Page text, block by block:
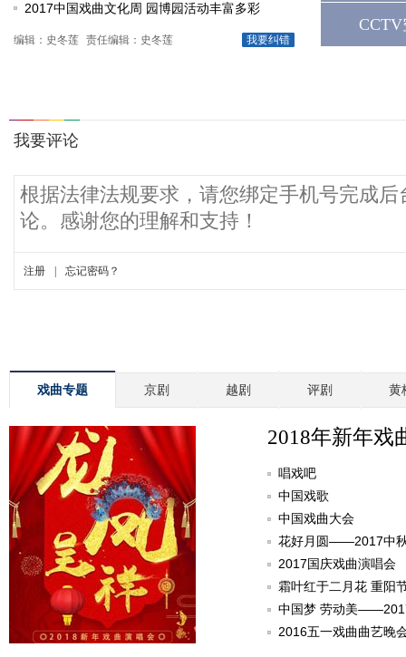
2017中国戏曲文化周 园博园活动丰富多彩
我要纠错
编辑：史冬莲 责任编辑：史冬莲
戏曲专题 京剧 越剧 评剧 黄
2018年新年戏
唱戏吧
中国戏歌
中国戏曲大会
花好月圆——2017中
2017国庆戏曲演唱会
霜叶红于二月花 重阳
中国梦 劳动美
2016五一戏曲曲艺晚